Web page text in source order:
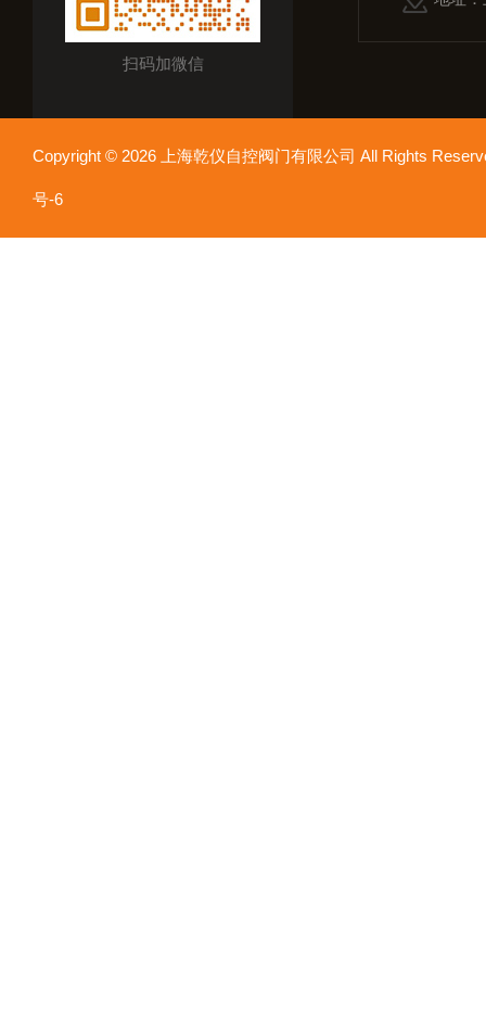
扫码加微信
Copyright © 2026 上海乾仪自控阀门有限公司 All Rights
号-6